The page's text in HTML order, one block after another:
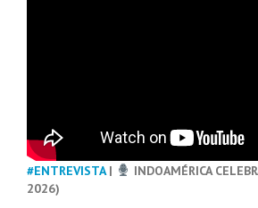
#ENTREVISTA|
INDOAMÉRICA
2026)